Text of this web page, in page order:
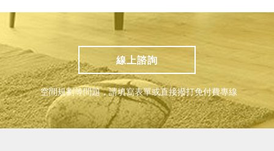
線上諮詢
空間規劃等問題，請填寫表單或直接撥打免付費專線